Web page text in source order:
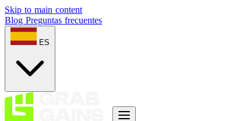
Skip to main content
Blog Preguntas frecuentes
ES